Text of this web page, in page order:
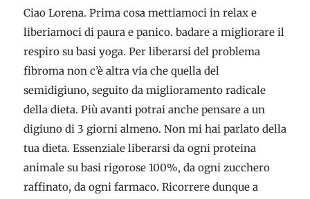
Ciao Lorena. Prima cosa mettiamoci in relax e
liberiamoci di paura e panico. badare a migliorare il
respiro su basi yoga. Per liberarsi del problema
fibroma non c’è altra via che quella del
semidigiuno, seguito da miglioramento radicale
della dieta. Più avanti potrai anche pensare a un
digiuno di 3 giorni almeno. Non mi hai parlato della
tua dieta. Essenziale liberarsi da ogni proteina
animale su basi rigorose 100%, da ogni zucchero
raffinato, da ogni farmaco. Ricorrere dunque a